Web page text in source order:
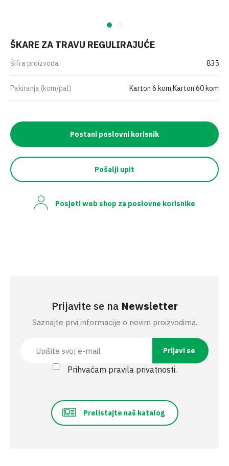
ŠKARE ZA TRAVU REGULIRAJUĆE
Šifra proizvoda 835
Pakiranja (kom/pal) Karton 6 kom,Karton 60 kom
Postani poslovni korisnik
Pošalji upit
Posjeti web shop za poslovne korisnike
Prijavite se na Newsletter
Saznajte prvi informacije o novim proizvodima.
Prihvaćam pravila privatnosti.
Prelistajte naš katalog